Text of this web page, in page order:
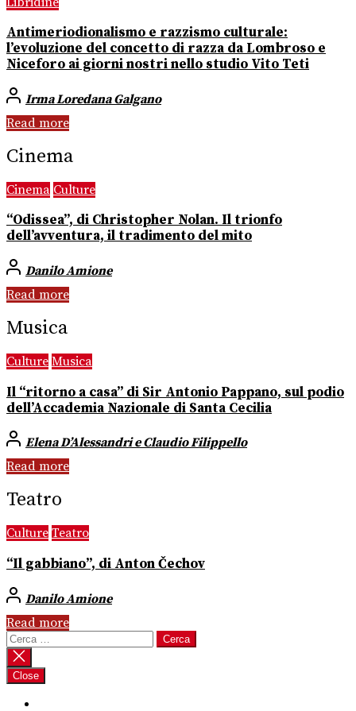
Antimeriodionalismo e razzismo culturale:
l’evoluzione del concetto di razza da Lombroso e
Niceforo ai giorni nostri nello studio Vito Teti
Irma Loredana Galgano
Read more
Cinema
Cinema Culture
“Odissea”, di Christopher Nolan. Il trionfo
dell’avventura, il tradimento del mito
Danilo Amione
Read more
Musica
Culture Musica
Il “ritorno a casa” di Sir Antonio Pappano, sul podio
dell’Accademia Nazionale di Santa Cecilia
Elena D’Alessandri e Claudio Filippello
Read more
Teatro
Culture Teatro
“Il gabbiano”, di Anton Čechov
Danilo Amione
Read more
Ricerca
per:
Close